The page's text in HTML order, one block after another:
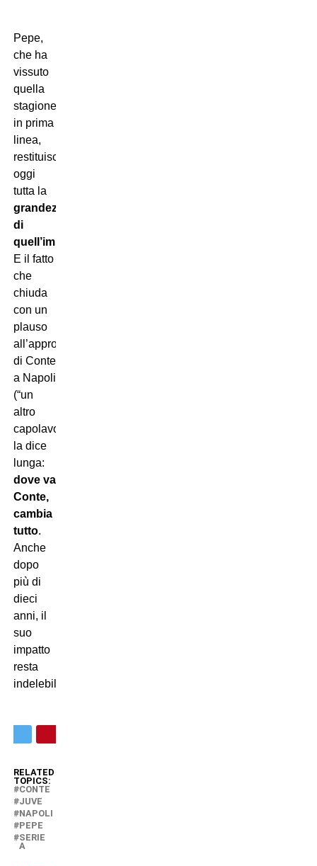
Pepe,
che ha
vissuto
quella
stagione
in prima
linea,
restituisce
oggi
tutta la
grandezza
di
quell’impresa
E il fatto
che
chiuda
con un
plauso
all’approdo
di Conte
a Napoli
(“un
altro
capolavoro”)
la dice
lunga:
dove va
Conte,
cambia
tutto.
Anche
dopo
più di
dieci
anni, il
suo
impatto
resta
indelebile.
RELATED
TOPICS:
CONTE
JUVE
NAPOLI
PEPE
SERIE
A